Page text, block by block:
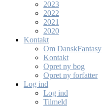
2023
2022
2021
2020
Kontakt
Om DanskFantasy
Kontakt
Opret ny bog
Opret ny forfatter
Log ind
Log ind
Tilmeld